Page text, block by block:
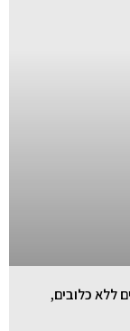
ללא כלובים,